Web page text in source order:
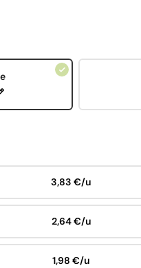
3,83 €/u
2,64 €/u
1,98 €/u